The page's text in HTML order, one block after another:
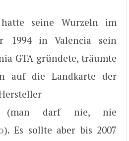
seine Wurzeln im
1994 in Valencia sein
GTA gründete, träumte
auf die Landkarte der
(man darf nie, nie
). Es sollte aber bis 2007